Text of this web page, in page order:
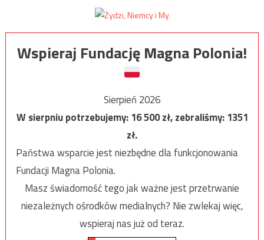
Wspieraj Fundację Magna Polonia!
Sierpień 2026
W sierpniu potrzebujemy:16 500zł, zebraliśmy:1351
zł.
Państwa wsparcie jest niezbędne dla funkcjonowania
Fundacji Magna Polonia.
Masz świadomość tego jak ważne jest przetrwanie
niezależnych ośrodków medialnych? Nie zwlekaj więc,
wspieraj nas już od teraz.